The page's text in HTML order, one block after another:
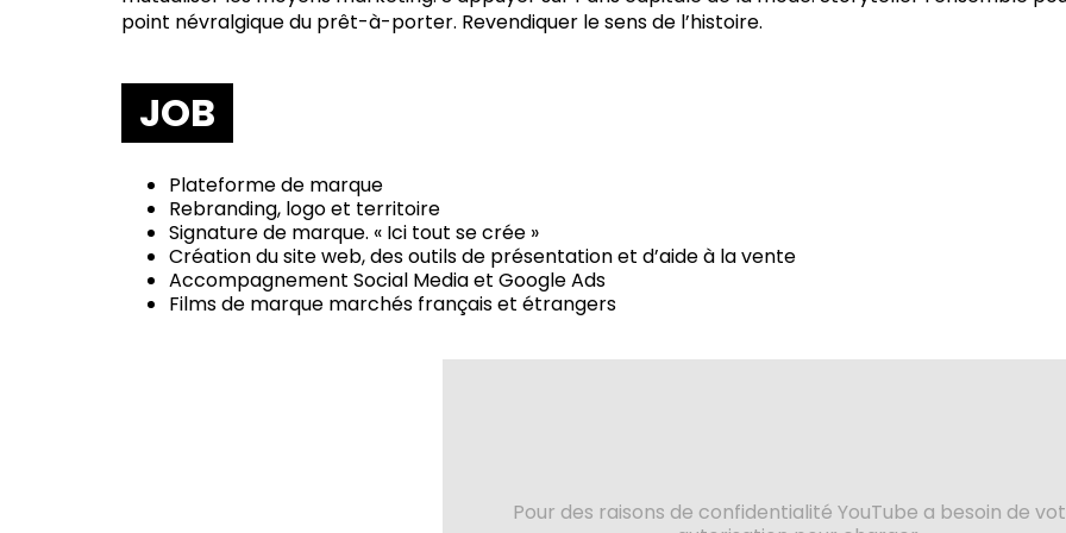
point névralgique du prêt-à-porter. Revendiquer le sens de l’histoire.
JOB
Plateforme de marque
Rebranding, logo et territoire
Signature de marque. « Ici tout se crée »
Création du site web, des outils de présentation et d’aide à la vente
Accompagnement Social Media et Google Ads
Films de marque marchés français et étrangers
Pour des raisons de confidentialité YouTube a besoin de